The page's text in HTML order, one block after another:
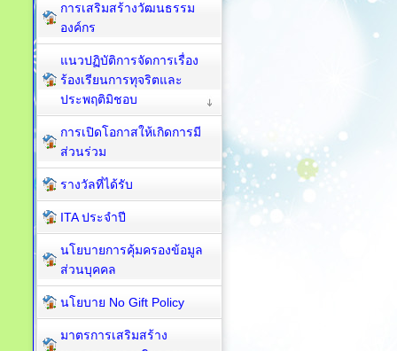
การเสริมสร้างวัฒนธรรม
องค์กร
แนวปฏิบัติการจัดการเรื่อง
ร้องเรียนการทุจริตและ
ประพฤติมิชอบ
การเปิดโอกาสให้เกิดการมี
ส่วนร่วม
รางวัลที่ได้รับ
ITA ประจำปี
นโยบายการคุ้มครองข้อมูล
ส่วนบุคคล
นโยบาย No Gift Policy
มาตรการเสริมสร้าง